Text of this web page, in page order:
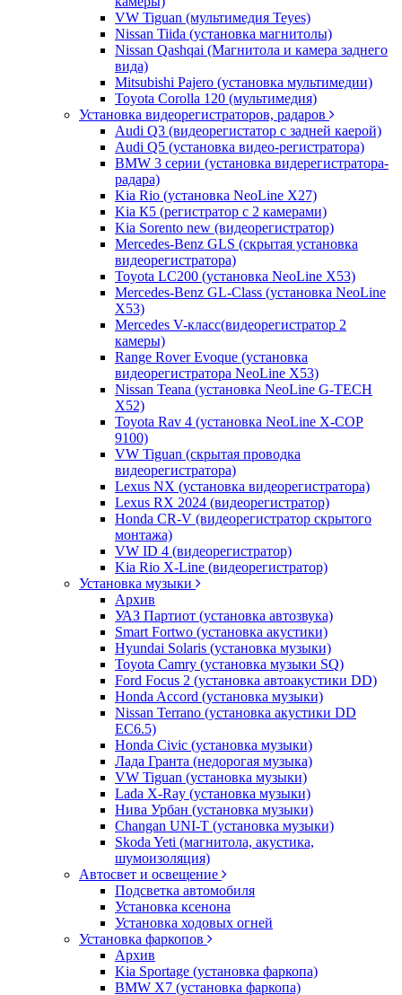
VW Tiguan (мультимедия Teyes)
Nissan Tiida (установка магнитолы)
Nissan Qashqai (Магнитола и камера заднего
вида)
Mitsubishi Pajero (установка мультимедии)
Toyota Corolla 120 (мультимедия)
Установка видеорегистраторов, радаров
Audi Q3 (видеорегистатор с задней каерой)
Audi Q5 (установка видео-регистратора)
BMW 3 серии (установка видерегистратора-
радара)
Kia Rio (установка NeoLine X27)
Kia К5 (регистратор с 2 камерами)
Kia Sorento new (видеорегистратор)
Mercedes-Benz GLS (скрытая установка
видеорегистратора)
Toyota LC200 (установка NeoLine X53)
Mercedes-Benz GL-Class (установка NeoLine
X53)
Mercedes V-класс(видеорегистратор 2
камеры)
Range Rover Evoque (установка
видеорегистратора NeoLine X53)
Nissan Teana (установка NeoLine G-TECH
X52)
Toyota Rav 4 (установка NeoLine X-COP
9100)
VW Tiguan (скрытая проводка
видеорегистратора)
Lexus NX (установка видеорегистратора)
Lexus RX 2024 (видеорегистратор)
Honda CR-V (видеорегистратор скрытого
монтажа)
VW ID 4 (видеорегистратор)
Kia Rio X-Line (видеорегистратор)
Установка музыки
Архив
УАЗ Партиот (установка автозвука)
Smart Fortwo (установка акустики)
Hyundai Solaris (установка музыки)
Toyota Camry (установка музыки SQ)
Ford Focus 2 (установка автоакустики DD)
Honda Accord (установка музыки)
Nissan Terrano (установка акустики DD
EC6.5)
Honda Civic (установка музыки)
Лада Гранта (недорогая музыка)
VW Tiguan (установка музыки)
Lada X-Ray (установка музыки)
Нива Урбан (установка музыки)
Changan UNI-T (установка музыки)
Skoda Yeti (магнитола, акустика,
шумоизоляция)
Автосвет и освещение
Подсветка автомобиля
Установка ксенона
Установка ходовых огней
Установка фаркопов
Архив
Kia Sportage (установка фаркопа)
BMW X7 (установка фаркопа)